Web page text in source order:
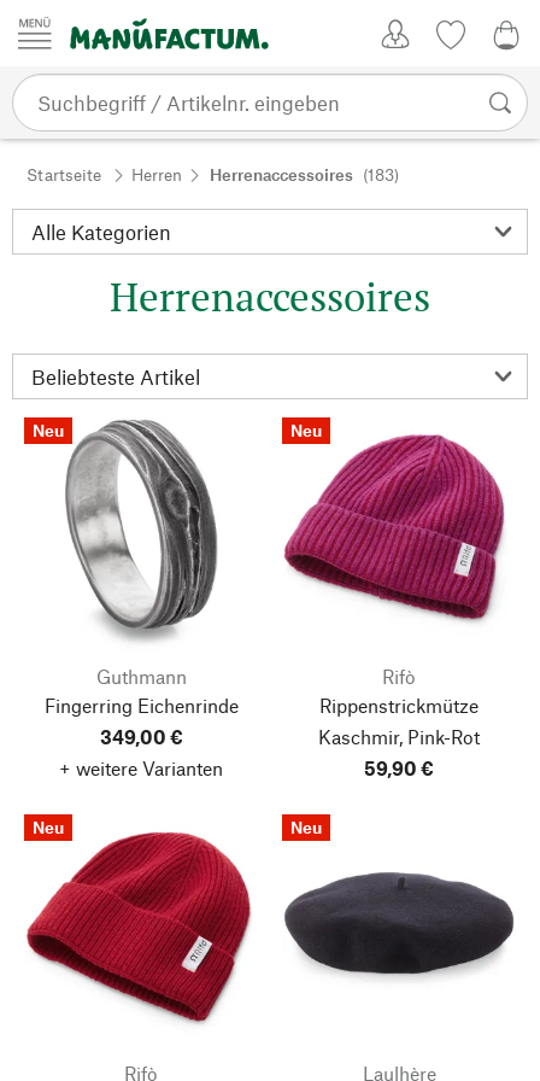
Zum Inhalt springen
Startseite Herren Herrenaccessoires (183)
Herrenaccessoires
Neu
Guthmann
Fingerring Eichenrinde
349,00 €
+ weitere Varianten
Neu
Rifò
Rippenstrickmütze
Kaschmir, Pink-Rot
59,90 €
Neu
Rifò
Neu
Laulhère